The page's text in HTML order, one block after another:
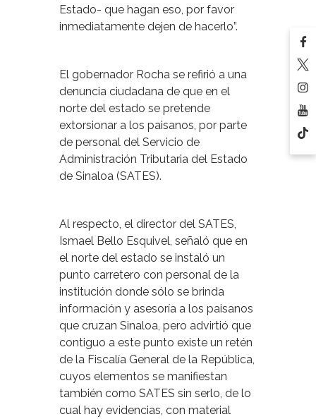
Estado- que hagan eso, por favor
inmediatamente dejen de hacerlo”.
El gobernador Rocha se refirió a una
denuncia ciudadana de que en el
norte del estado se pretende
extorsionar a los paisanos, por parte
de personal del Servicio de
Administración Tributaria del Estado
de Sinaloa (SATES).
Al respecto, el director del SATES,
Ismael Bello Esquivel, señaló que en
el norte del estado se instaló un
punto carretero con personal de la
institución donde sólo se brinda
información y asesoría a los paisanos
que cruzan Sinaloa, pero advirtió que
contiguo a este punto existe un retén
de la Fiscalía General de la República,
cuyos elementos se manifiestan
también como SATES sin serlo, de lo
cual hay evidencias, con material